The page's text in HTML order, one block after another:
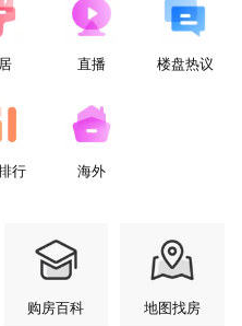
直播 楼盘热议
行 海外
购房百科 地图找房